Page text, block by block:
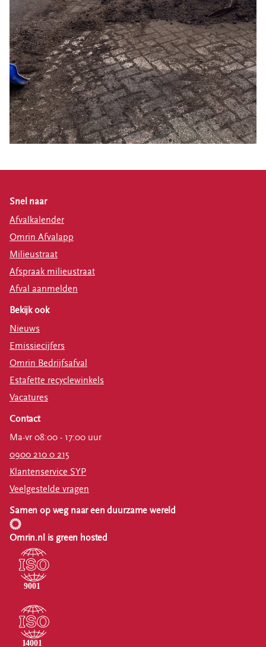
Snel naar
Afvalkalender
Omrin Afvalapp
Milieustraat
Afspraak milieustraat
Afval aanmelden
Bekijk ook
Nieuws
Emissiecijfers
Omrin Bedrijfsafval
Estafette recyclewinkels
Vacatures
Contact
Ma-vr 08:00 - 17:00 uur
0900 210 0 215
Klantenservice SYP
Veelgestelde vragen
Samen op weg naar een duurzame wereld
Omrin.nl is green hosted